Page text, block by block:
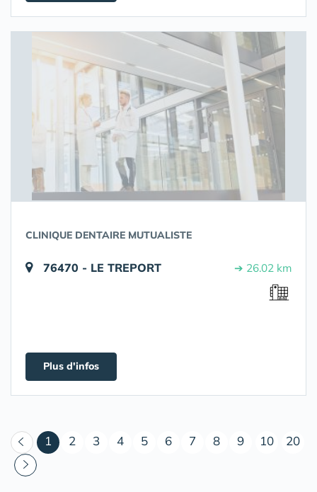
CLINIQUE DENTAIRE MUTUALISTE
76470 - LE TREPORT ➔ 26.02 km
Plus d'infos
1 (courant)
2 3 4 5 6 7 8 9 10 20